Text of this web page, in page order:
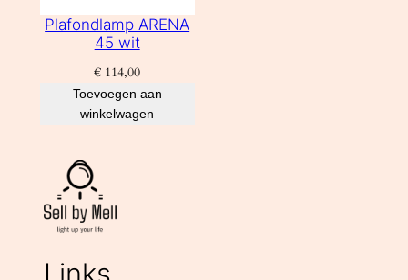
Plafondlamp ARENA
45 wit
€ 114,00
Toevoegen aan
winkelwagen
Links